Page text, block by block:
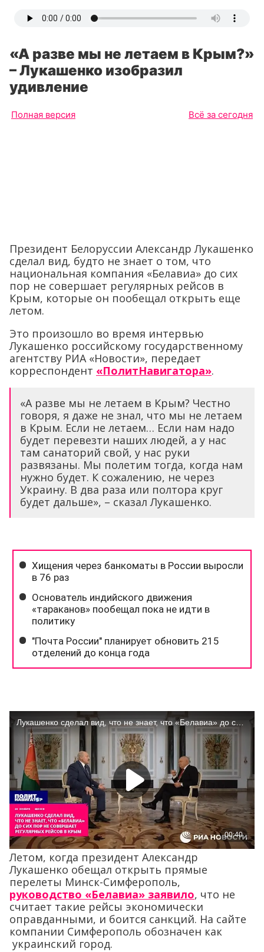
«А разве мы не летаем в Крым?»
– Лукашенко изобразил
удивление
Полная версия Всё за сегодня
Президент Белоруссии Александр Лукашенко
сделал вид, будто не знает о том, что
национальная компания «Белавиа» до сих
пор не совершает регулярных рейсов в
Крым, которые он пообещал открыть еще
летом.
Это произошло во время интервью
Лукашенко российскому государственному
агентству РИА «Новости», передает
корреспондент «ПолитНавигатора».
«А разве мы не летаем в Крым? Честно
говоря, я даже не знал, что мы не летаем
в Крым. Если не летаем… Если нам надо
будет перевезти наших людей, а у нас
там санаторий свой, у нас руки
развязаны. Мы полетим тогда, когда нам
нужно будет. К сожалению, не через
Украину. В два раза или полтора круг
будет дальше», – сказал Лукашенко.
Летом, когда президент Александр
Лукашенко обещал открыть прямые
перелеты Минск-Симферополь,
руководство «Белавиа» заявило, что не
считает такие рейсы экономически
оправданными, и боится санкций. На сайте
компании Симферополь обозначен как
украинский город.